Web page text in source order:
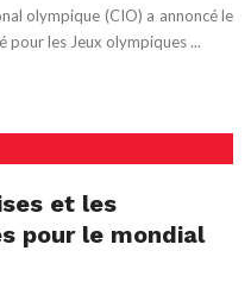
olympique (CIO) a annoncé le
pour les Jeux olympiques ...
et les
pour le mondial